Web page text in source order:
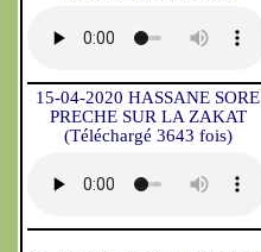
15-04-2020 HASSANE SORE
PRECHE SUR LA ZAKAT
(Téléchargé 3643 fois)